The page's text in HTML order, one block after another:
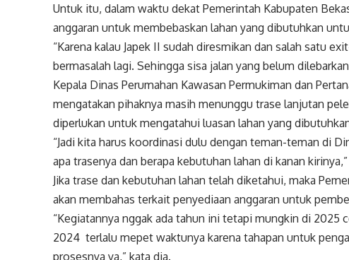
Untuk itu, dalam waktu dekat Pemerintah Kabupaten
anggaran untuk membebaskan lahan yang dibutuhkan
“Karena kalau Japek II sudah diresmikan dan salah satu
bermasalah lagi. Sehingga sisa jalan yang belum
Kepala Dinas Perumahan Kawasan Permukiman dan
mengatakan pihaknya masih menunggu trase lanjutan
diperlukan untuk mengatahui luasan lahan yang
“Jadi kita harus koordinasi dulu dengan teman-teman di
apa trasenya dan berapa kebutuhan lahan di kanan
Jika trase dan kebutuhan lahan telah diketahui, maka
akan membahas terkait penyediaan anggaran untuk
“Kegiatannya nggak ada tahun ini tetapi mungkin di 2025
2024 terlalu mepet waktunya karena tahapan untuk
prosesnya ya,” kata dia.